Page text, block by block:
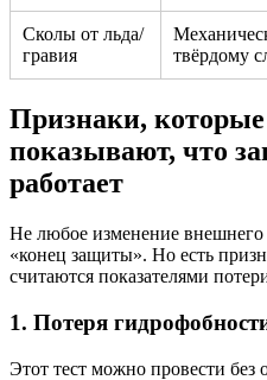
Сколы от льда/
гравия
твёрдому
Признаки, которые
показывают, что
работает
Не любое изменение внешнего
«конец защиты». Но есть
считаются показателями
1. Потеря
Этот тест можно провести без